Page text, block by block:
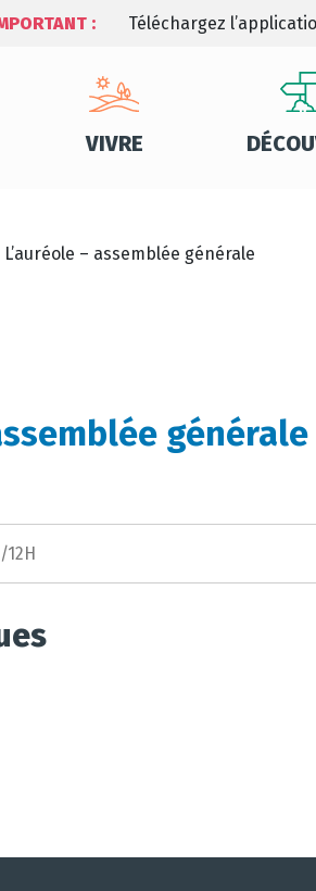
: Téléchargez
VIVRE
L’auréole – assemblée générale
générale
12H